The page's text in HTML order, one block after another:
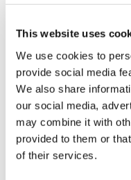
This website uses
We use cookies to
provide social media
We also share
our social media,
may combine it with
provided to them or
of their services.
FARBEpink
IN
Bestellungen,
Freitag) bei uns
Tag versandt